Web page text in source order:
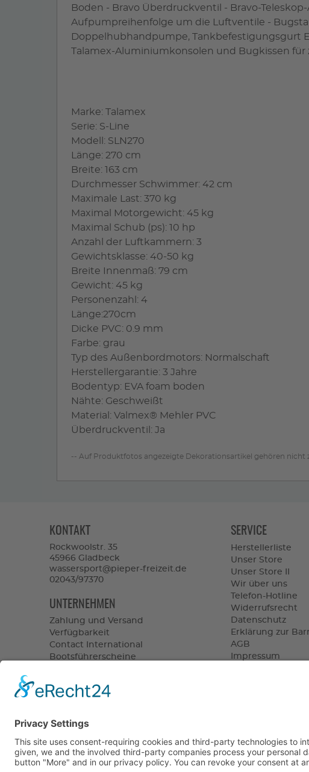
Boden - Bravo Überdruckventil - Bravo-
Aufpumpreihenfolge um die Luftventile -
Doppelhubhandpumpe, Tankbefestigungsgurt
Talamex-Aluminiumkonsolen und Bugkissen für
Marke: Talamex
Serie: S-Line
Modell: SLN270
Länge: 270 cm
Breite: 163 cm
Durchmesser Schwimmer: 42 cm
Maximale Last: 370 kg
Maximal Motorgewicht: 45 kg
Maximal Schub (ps): 10 hp
Anzahl der Luftkammern: 3
Gewichtsklasse: 40-50 kg
Breite Innenmaß: 79 cm
Gewicht: 45 kg
Personenzahl: 4
Länge:270cm
Dicke PVC: 0.9 mm
Farbe: grau
Typ des Außenbordmotors: Normalschaft
Herstellergarantie: 3 Jahre
Bodentyp: EVA foam boden
Nähte: Geschweißt
Material: Valmex® Mehler PVC
Überdruckventil: Ja
-- Auf Produktfotos angezeigte Dekorationsartikel gehören nicht
KONTAKT
Rockwoolstr. 35
45966 Gladbeck
wassersport@pieper-freizeit.de
02043/97370
UNTERNEHMEN
Zahlung und Versand
Verfügbarkeit
Contact International
Bootsführerscheine
SERVICE
Herstellerliste
Unser Store
Unser Store II
Wir über uns
Telefon-Hotline
Widerrufsrecht
Datenschutz
Erklärung zur
AGB
Impressum
Top Service &
seit 1974 am